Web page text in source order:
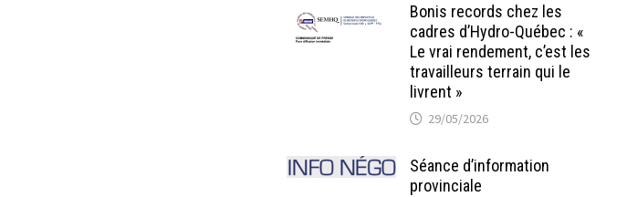
Bonis records chez les
cadres d’Hydro-Québec : «
Le vrai rendement, c’est les
travailleurs terrain qui le
livrent »
29/05/2026
Séance d’information
provinciale